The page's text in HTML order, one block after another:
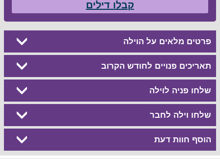
קבלו דילים
פרטים מלאים על הוילה
תאריכים פנויים לחודש הקרוב
שלחו פניה לוילה
שלחו וילה לחבר
הוסף חוות דעת